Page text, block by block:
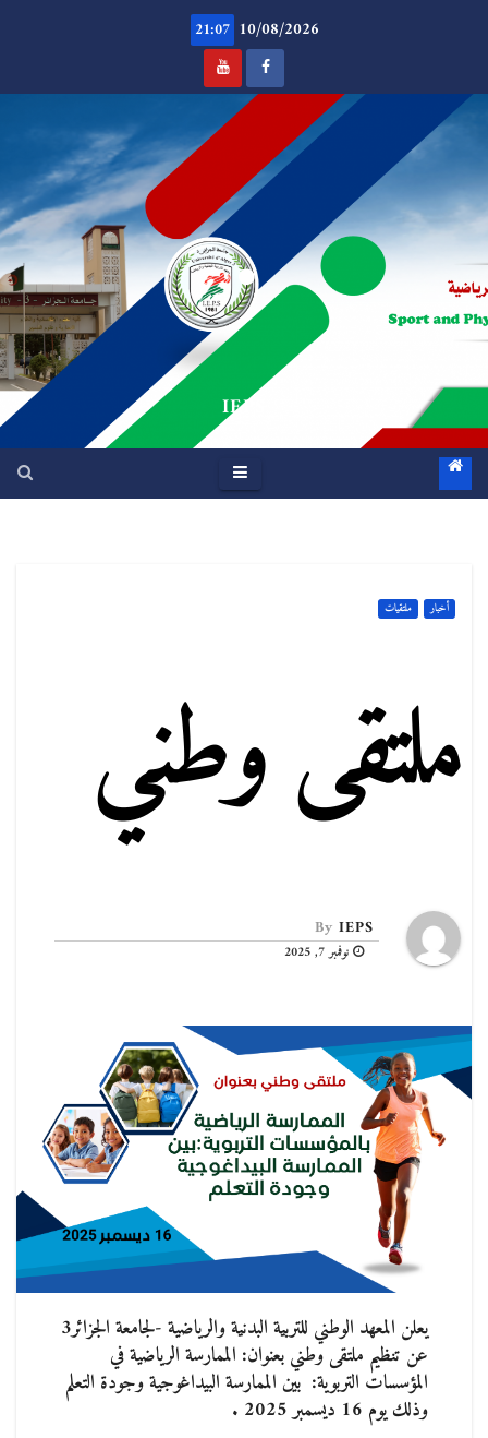
10/08/2026
21:07
.
IEPS
أخبار ملتقيات
ملتقى وطني
By IEPS
نوفمبر 7, 2025
يعلن المعهد الوطني للتربية البدنية والرياضية -لجامعة الجزائر3
عن تنظيم ملتقى وطني بعنوان: الممارسة الرياضية في
المؤسسات التربوية: بين الممارسة البيداغوجية وجودة التعلم
وذلك يوم 16 ديسمبر 2025 .